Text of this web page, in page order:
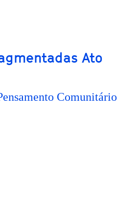
Ato
Comunitário